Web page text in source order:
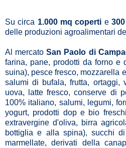
Su circa 1.000 mq coperti e
delle produzioni agroalimentari
Al mercatoSan Paolo di
farina, pane, prodotti da forno e
suina), pesce fresco, mozzarella
salumi di bufala, frutta, ortaggi,
uova, latte fresco, conserve di
100% italiano, salumi, legumi,
yogurt, prodotti dop e bio
extravergine d'oliva, birra
bottiglia e alla spina), succhi
marmellate, derivati della